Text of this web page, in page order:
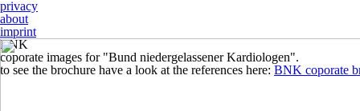
privacy
about
imprint
BNK
coporate images for "Bund niedergelassener Kardiologen".
to see the brochure have a look at the references here: BNK coporate